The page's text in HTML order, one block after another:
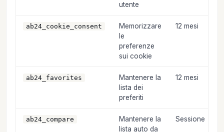
utente
ab24_cookie_consent
Memorizzare
le
preferenze
sui cookie
12 mesi
ab24_favorites
Mantenere la
lista dei
preferiti
12 mesi
ab24_compare
Mantenere la
lista auto da
Sessione